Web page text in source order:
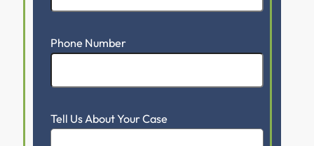
Phone Number
Tell Us About Your Case